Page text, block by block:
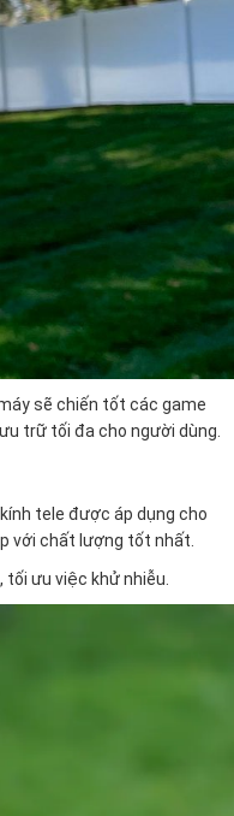
sẽ chiến tốt các game
trữ tối đa cho người dùng.
tele được áp dụng cho
với chất lượng tốt nhất.
ưu việc khử nhiễu.